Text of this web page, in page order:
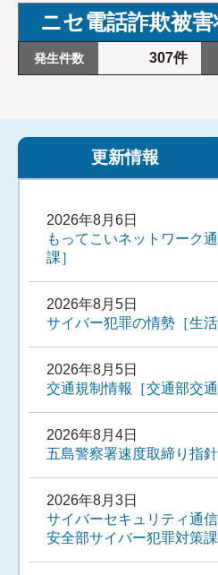
ニセ電話詐欺被
更新情報
2026年8月6日
もってこいネットワーク
課］
2026年8月5日
サイバー犯罪の情勢［生
2026年8月5日
交通規制情報［交通部交通
2026年8月4日
五島警察署速度取締り指
2026年8月3日
サイバーセキュリティ通
安全部サイバー犯罪対策課